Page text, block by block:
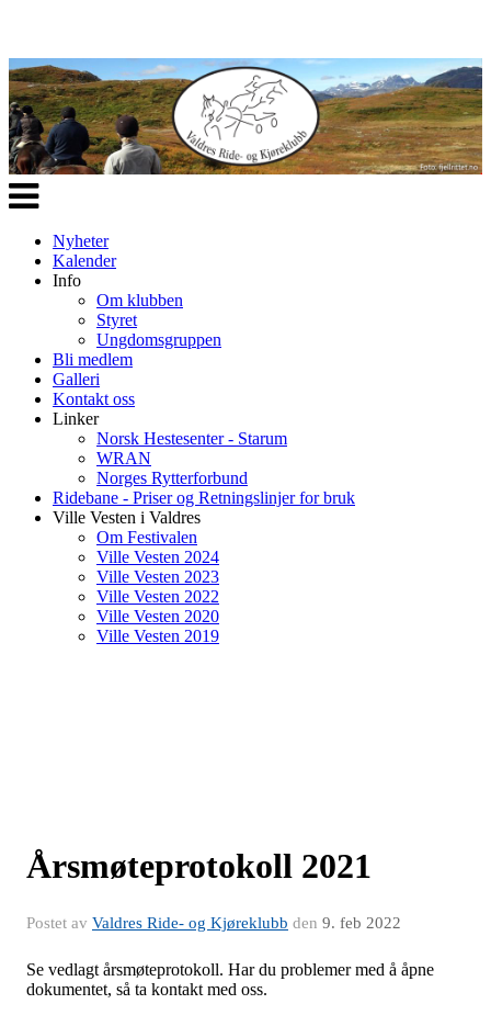
Veksle
navigasjon
Nyheter
Kalender
Info
Om klubben
Styret
Ungdomsgruppen
Bli medlem
Galleri
Kontakt oss
Linker
Norsk Hestesenter - Starum
WRAN
Norges Rytterforbund
Ridebane - Priser og Retningslinjer for bruk
Ville Vesten i Valdres
Om Festivalen
Ville Vesten 2024
Ville Vesten 2023
Ville Vesten 2022
Ville Vesten 2020
Ville Vesten 2019
Årsmøteprotokoll 2021
Postet av Valdres Ride- og Kjøreklubb den 9. feb 2022
Se vedlagt årsmøteprotokoll. Har du problemer med å åpne
dokumentet, så ta kontakt med oss.